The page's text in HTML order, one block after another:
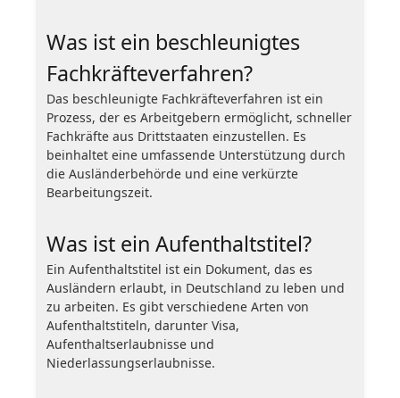
Was ist ein beschleunigtes
Fachkräfteverfahren?
Das beschleunigte Fachkräfteverfahren ist ein
Prozess, der es Arbeitgebern ermöglicht, schneller
Fachkräfte aus Drittstaaten einzustellen. Es
beinhaltet eine umfassende Unterstützung durch
die Ausländerbehörde und eine verkürzte
Bearbeitungszeit.
Was ist ein Aufenthaltstitel?
Ein Aufenthaltstitel ist ein Dokument, das es
Ausländern erlaubt, in Deutschland zu leben und
zu arbeiten. Es gibt verschiedene Arten von
Aufenthaltstiteln, darunter Visa,
Aufenthaltserlaubnisse und
Niederlassungserlaubnisse.